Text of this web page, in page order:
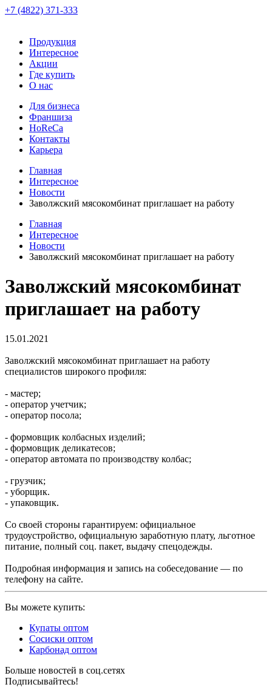
+7 (4822) 371-333
Продукция
Интересное
Акции
Где купить
О нас
Для бизнеса
Франшиза
HoReCa
Контакты
Карьера
Главная
Интересное
Новости
Заволжский мясокомбинат приглашает на работу
Главная
Интересное
Новости
Заволжский мясокомбинат приглашает на работу
Заволжский мясокомбинат
приглашает на работу
15.01.2021
Заволжский мясокомбинат приглашает на работу
специалистов широкого профиля:
- мастер;
- оператор учетчик;
- оператор посола;
- формовщик колбасных изделий;
- формовщик деликатесов;
- оператор автомата по производству колбас;
- грузчик;
- уборщик.
- упаковщик.
Со своей стороны гарантируем: официальное
трудоустройство, официальную заработную плату, льготное
питание, полный соц. пакет, выдачу спецодежды.
Подробная информация и запись на собеседование — по
телефону на сайте.
Вы можете купить:
Купаты оптом
Сосиски оптом
Карбонад оптом
Больше новостей в соц.сетях
Подписывайтесь!